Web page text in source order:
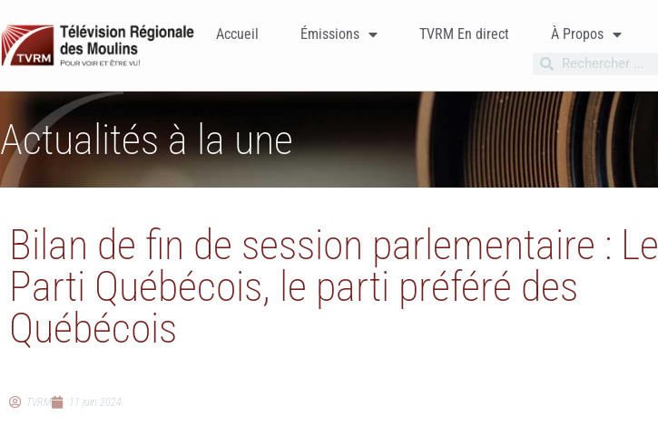
Accueil Émissions TVRM En direct À Propos
Actualités à la une
Bilan de fin de session parlementaire : Le
Parti Québécois, le parti préféré des
Québécois
TVRM 11 juin 2024